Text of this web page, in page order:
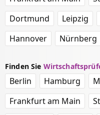
Dortmund
Leipzig
Hannover
Nürnberg
Finden Sie
Berlin Hamburg
Frankfurt am Main